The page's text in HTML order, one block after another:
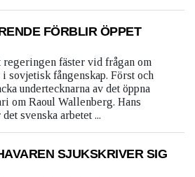
FÖRBLIR ÖPPET
fäster vid frågan om
sovjetisk fångenskap. Först och
undertecknarna av det öppna
om Raoul Wallenberg. Hans
svenska arbetet ...
SJUKSKRIVER SIG